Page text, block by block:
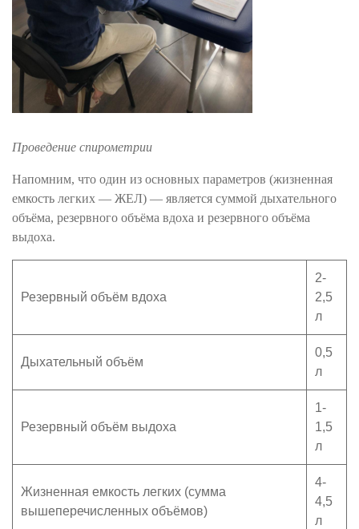
Проведение спирометрии
Напомним, что один из основных параметров (жизненная
емкость легких — ЖЕЛ) — является суммой дыхательного
объёма, резервного объёма вдоха и резервного объёма
выдоха.
Резервный объём вдоха
2-
2,5
л
Дыхательный объём
0,5
л
Резервный объём выдоха
1-
1,5
л
Жизненная емкость легких (сумма
вышеперечисленных объёмов)
4-
4,5
л